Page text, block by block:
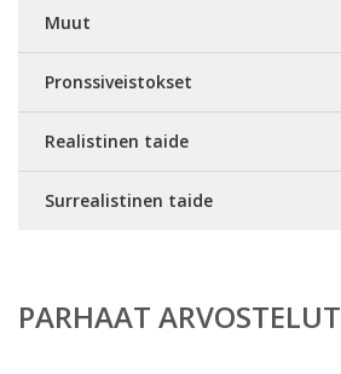
Muut
Pronssiveistokset
Realistinen taide
Surrealistinen taide
PARHAAT ARVOSTELUT